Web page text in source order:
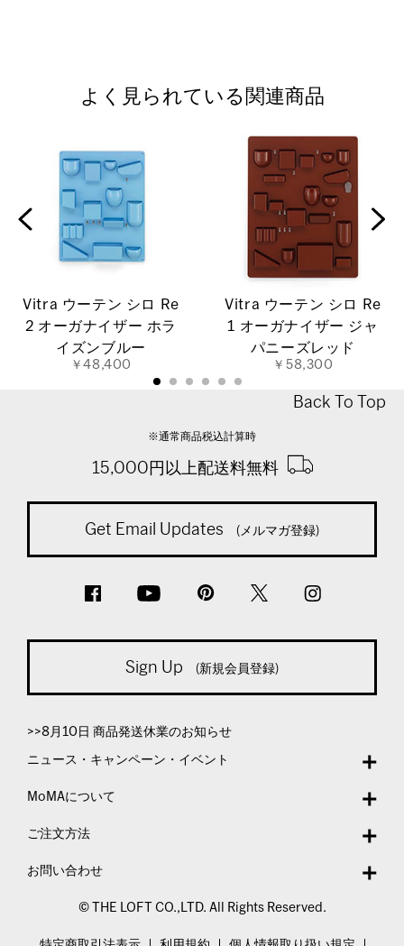
よく見られている関連商品
Vitra ウーテン シロ Re
2 オーガナイザー ホラ
イズンブルー
￥48,400
Vitra ウーテン シロ Re
1 オーガナイザー ジャ
パニーズレッド
￥58,300
Back To Top
※通常商品税込計算時
15,000円以上配送料無料
Get Email Updates (メルマガ登録)
Sign Up (新規会員登録)
>>8月10日 商品発送休業のお知らせ
ニュース・キャンペーン・イベント
MoMAについて
ご注文方法
お問い合わせ
© THE LOFT CO.,LTD. All Rights Reserved.